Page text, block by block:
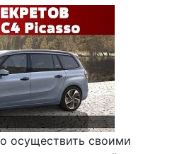
осуществить своими